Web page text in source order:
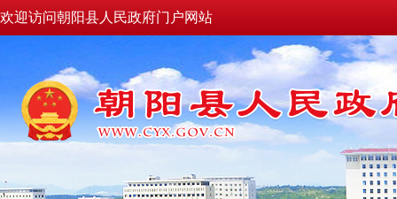
欢迎访问朝阳县人民政府门户网站